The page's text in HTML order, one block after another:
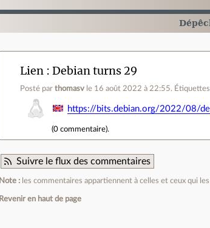
Lien Debian turns 29
Posté parthomasv le 16 août 2022 à 22:55.
https://bits.debian.org/2022/08/
(0 commentaire).
Suivre le flux des commentaires
Note : les commentaires appartiennent à celles et ceux qui
Revenir en haut de page